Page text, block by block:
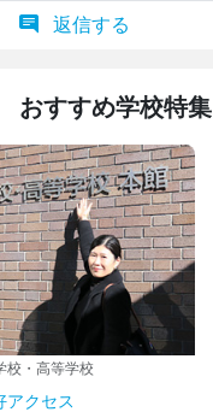
返信する
おすすめ学校特集
校・高等学校
アクセス